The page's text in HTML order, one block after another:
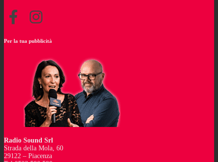
Per la tua pubblicità
Radio Sound Srl
Strada della Mola, 60
29122 – Piacenza